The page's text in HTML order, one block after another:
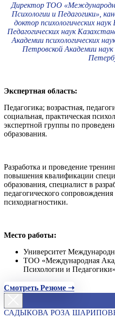
Директор ТОО
Психологии и Педагогики»,
доктор психологических
Педагогических наук
Академии психологических
Петровской Академии
Экспертная область:
Педагогика; возрастная,
социальная, практическая
экспертной группы по
образования.
Разработка и проведение
повышения квалификации
образования, специалист в
педагогического
психодиагностики.
Место работы:
Университет
ТОО «Международная
Психологии и
Смотреть Резюме ➝
САДЫКОВА РОЗА